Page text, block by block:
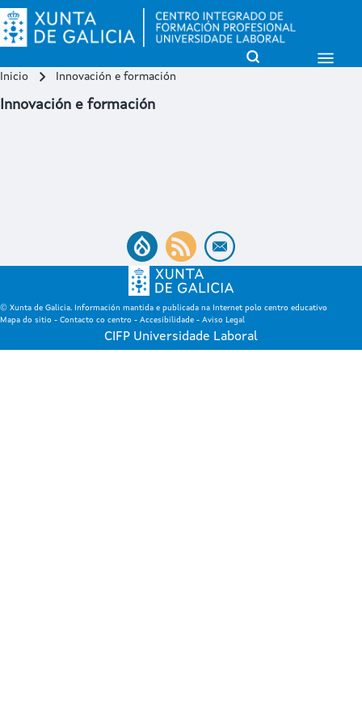
Buscar
Open Sidebar
Open Search Block
Inicio Innovación e formación
Innovación e formación
© Xunta de Galicia. Información mantida e publicada na Internet polo centro educativo
Mapa do sitio - Contacto co centro - Accesibilidade - Aviso Legal
CIFP Universidade Laboral